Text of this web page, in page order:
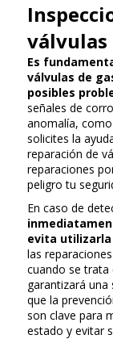
válvulas
Es
válvulas de
posibles
señales de
anomalía,
solicites la
reparación de
reparaciones
peligro tu
En caso de
evita utilizarla
las
cuando se trata
garantizará una
que la
son clave para
estado y evitar